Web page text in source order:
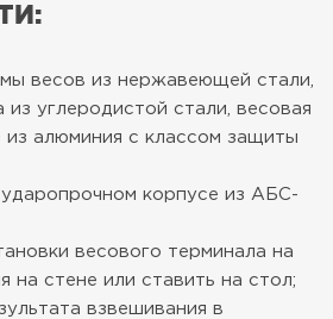
весов из нержавеющей стали,
углеродистой стали, весовая
из алюминия с классом защиты
ударопрочном корпусе из АБС-
весового терминала на
на стене или ставить на стол;
взвешивания в